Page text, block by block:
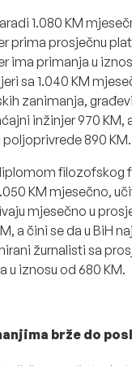
1.080 KM
prima prosječnu
ima primanja u
sa 1.040 KM
zanimanja,
inžinjer 970 KM,
890 KM.
filozofskog
KM mjesečno,
mjesečno u
a čini se da u BiH
žurnalisti sa
u iznosu od 680 KM.
brže do